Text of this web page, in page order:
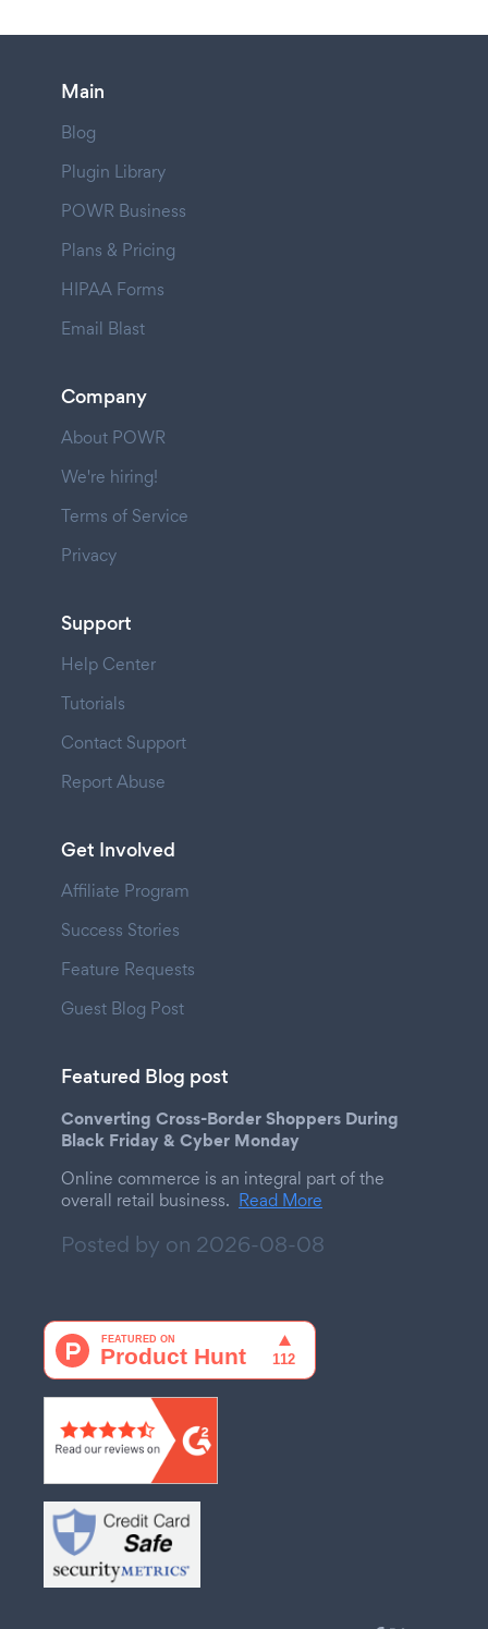
Main
Blog
Plugin Library
POWR Business
Plans & Pricing
HIPAA Forms
Email Blast
Company
About POWR
We're hiring!
Terms of Service
Privacy
Support
Help Center
Tutorials
Contact Support
Report Abuse
Get Involved
Affiliate Program
Success Stories
Feature Requests
Guest Blog Post
Featured Blog post
Converting Cross-Border Shoppers During
Black Friday & Cyber Monday
Online commerce is an integral part of the
overall retail business. Read More
Posted by on 2026-08-08